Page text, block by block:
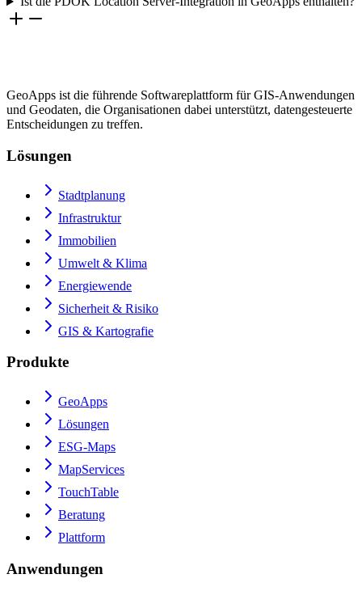
GeoApps ist die führende Softwareplattform für GIS-Anwendungen
und Geodaten, die Organisationen dabei unterstützt, datengesteuerte
Entscheidungen zu treffen.
Lösungen
Stadtplanung
Infrastruktur
Immobilien
Umwelt & Klima
Energiewende
Sicherheit & Risiko
GIS & Kartografie
Produkte
GeoApps
Lösungen
ESG-Maps
MapServices
TouchTable
Beratung
Plattform
Anwendungen